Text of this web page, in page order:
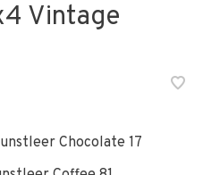
Vintage
Chocolate 17